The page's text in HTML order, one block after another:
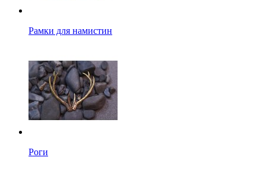
Рамки для намистин
Роги